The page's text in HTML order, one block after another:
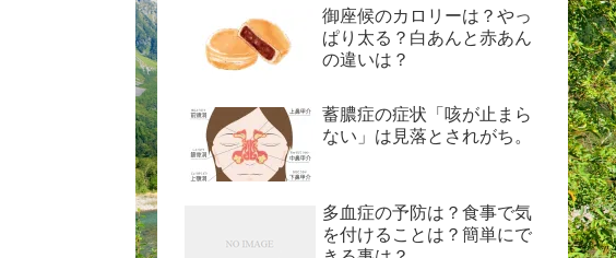
御座候のカロリーは？やっ
ぱり太る？白あんと赤あん
の違いは？
蓄膿症の症状「咳が止まら
ない」は見落とされがち。
多血症の予防は？食事で気
を付けることは？簡単にで